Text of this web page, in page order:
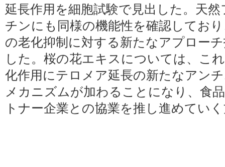
延長作用を細胞試験で見出した。天
チンにも同様の機能性を確認してお
の老化抑制に対する新たなアプロー
した。桜の花エキスについては、こ
化作用にテロメア延長の新たなアン
メカニズムが加わることになり、食
トナー企業との協業を推し進めてい